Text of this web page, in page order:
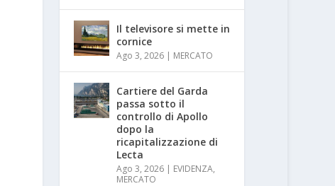
Il televisore si mette in
cornice
Ago 3, 2026 | MERCATO
Cartiere del Garda
passa sotto il
controllo di Apollo
dopo la
ricapitalizzazione di
Lecta
Ago 3, 2026 | EVIDENZA,
MERCATO